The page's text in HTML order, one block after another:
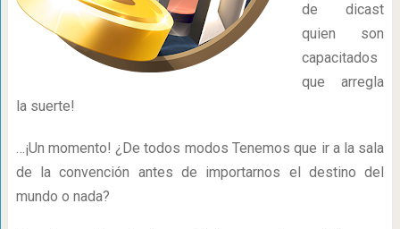
de dicast
quien son
capacitados
que arregla
la suerte!
…¡Un momento! ¿De todos modos Tenemos que ir a la sala
de la convención antes de importarnos el destino del
mundo o nada?